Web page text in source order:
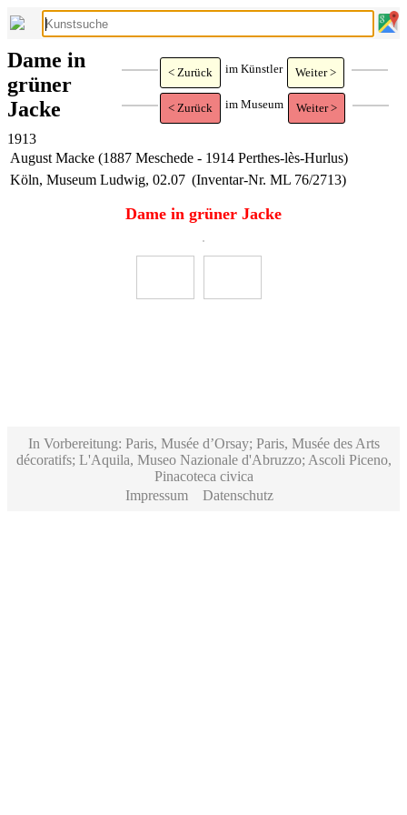
< Zurück im Künstler Weiter >
< Zurück im Museum Weiter >
Dame in
grüner
Jacke
1913
August Macke (1887 Meschede - 1914 Perthes-lès-Hurlus)
Köln, Museum Ludwig, 02.07 (Inventar-Nr. ML 76/2713)
Dame in grüner Jacke
In Vorbereitung: Paris, Musée d’Orsay; Paris, Musée des Arts
décoratifs; L'Aquila, Museo Nazionale d'Abruzzo; Ascoli Piceno,
Pinacoteca civica
Impressum
Datenschutz